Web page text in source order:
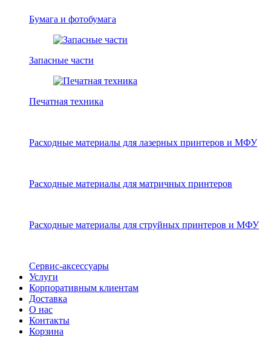
Бумага и фотобумага
Запасные части
Печатная техника
Расходные материалы для лазерных принтеров и МФУ
Расходные материалы для матричных принтеров
Расходные материалы для струйных принтеров и МФУ
Сервис-аксессуары
Услуги
Корпоративным клиентам
Доставка
О нас
Контакты
Корзина